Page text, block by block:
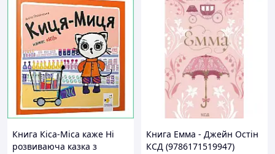
Книга Кіса-Міса каже Ні
розвиваюча казка з
Книга Емма - Джейн Остін
КСД (9786171519947)